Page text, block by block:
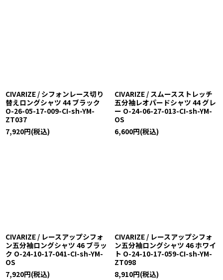
CIVARIZE / シフォンレース切り
替えロングシャツ 44 ブラック
O-26-05-17-009-CI-sh-YM-
ZT037
7,920円(税込)
CIVARIZE / スムースストレッチ
五分袖レオパードシャツ 44 グレ
ー O-24-06-27-013-CI-sh-YM-
OS
6,600円(税込)
CIVARIZE / レースアップシフォ
ン五分袖ロングシャツ 46 ブラッ
ク O-24-10-17-041-CI-sh-YM-
OS
7,920円(税込)
CIVARIZE / レースアップシフォ
ン五分袖ロングシャツ 46 ホワイ
ト O-24-10-17-059-CI-sh-YM-
ZT098
8,910円(税込)